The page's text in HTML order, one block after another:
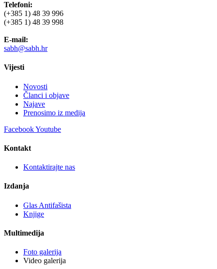
Telefoni:
(+385 1) 48 39 996
(+385 1) 48 39 998
E-mail:
sabh@sabh.hr
Vijesti
Novosti
Članci i objave
Najave
Prenosimo iz medija
FacebookYoutube
Kontakt
Kontaktirajte nas
Izdanja
Glas Antifašista
Knjige
Multimedija
Foto galerija
Video galerija